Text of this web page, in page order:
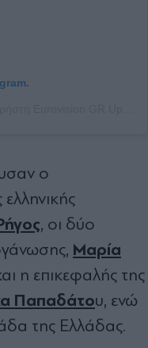
ο
ελληνικής
, οι δύο
Μαρία
η επικεφαλής της
Παπαδάτου, ενώ
της Ελλάδας.